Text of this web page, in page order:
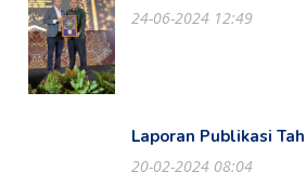
24-06-2024 12:49
Laporan Publikasi
20-02-2024 08:04